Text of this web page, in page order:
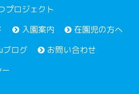
プロジェクト
入園案内
在園児の方へ
ブログ
お問い合わせ